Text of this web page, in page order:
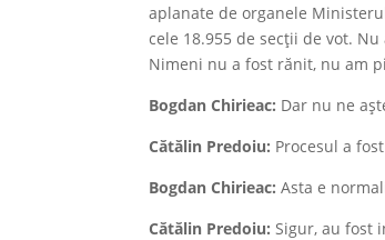
aplanate de organele
cele 18.955 de secții de vot.
Nimeni nu a fost rănit, nu am
Bogdan Chirieac: Dar nu ne
Cătălin Predoiu: Procesul a
Bogdan Chirieac: Asta e
Cătălin Predoiu: Sigur, au fost